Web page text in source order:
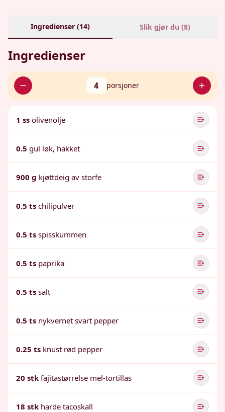
Ingredienser (14) Slik gjør du (8)
Ingredienser
4 porsjoner
1 ss olivenolje
0.5 gul løk, hakket
900 g kjøttdeig av storfe
0.5 ts chilipulver
0.5 ts spisskummen
0.5 ts paprika
0.5 ts salt
0.5 ts nykvernet svart pepper
0.25 ts knust rød pepper
20 stk fajitastørrelse mel-tortillas
18 stk harde tacoskall